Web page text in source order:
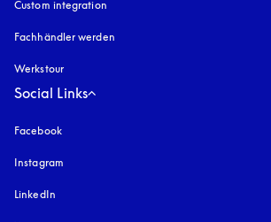
Custom integration
Fachhändler werden
Werkstour
Social Links
Facebook
Instagram
LinkedIn